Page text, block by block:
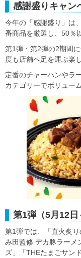
感謝盛りキャン
今年の「感謝盛り」は
番商品を厳選し、50％
第1弾・第2弾の2期間
度も店舗へ足を運ぶ楽
定番のチャーハンやラ
カテゴリーでボリュー
第1弾（5月12
第1弾では、「直火炙
み田監修 デカ豚ラーメ
ズ」「THEたまごサン